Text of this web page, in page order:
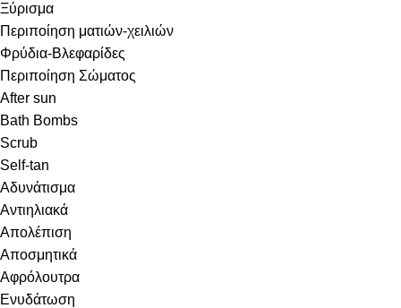
Ξύρισμα
Περιποίηση ματιών-χειλιών
Φρύδια-Βλεφαρίδες
Περιποίηση Σώματος
After sun
Bath Bombs
Scrub
Self-tan
Αδυνάτισμα
Αντιηλιακά
Απολέπιση
Αποσμητικά
Αφρόλουτρα
Ενυδάτωση